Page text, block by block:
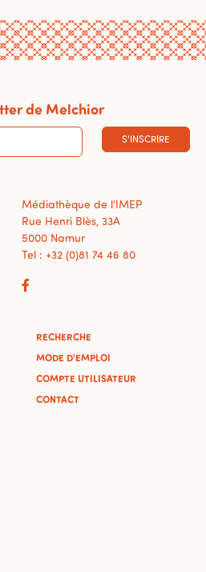
de Melchior
S'INSCRIRE
Médiathèque de l'IMEP
Rue Henri Blès, 33A
5000 Namur
Tel : +32 (0)81 74 46 80
RECHERCHE
MODE D'EMPLOI
COMPTE UTILISATEUR
CONTACT